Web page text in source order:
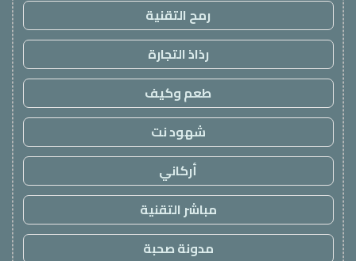
رمح التقنية
رذاذ التجارة
طعم وكيف
شهود نت
أركاني
مباشر التقنية
مدونة صحبة